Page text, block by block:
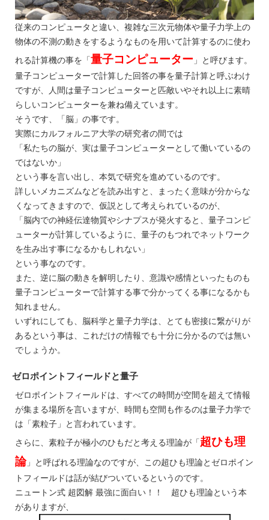
従来のコンピュータと違い、複雑な三次元物体や量子力学上の
物体の不測の動きをするようなものを用いて計算するのに使わ
れる計算機の事を「量子コンピューター 」と呼びます。
量子コンピューターで計算した回答の事を量子計算と呼ぶわけ
ですが、人間は量子コンピューターと匹敵いやそれ以上に素晴
らしいコンピューターを兼ね備えています。
そうです、「脳」の事です。
実際にカルフォルニア大学の研究者の間では
「私たちの脳が、実は量子コンピューターとして働いているの
ではないか」
という事を言い出し、本気で研究を進めているのです。
詳しいメカニズムなどを読み出すと、まったく意味が分からな
くなってきますので、仮説として考えられているのが、
「脳内での神経伝達物質やシナプスが発火すると、量子コンピ
ューターが計算しているように、量子のもつれでネットワーク
を生み出す事になるかもしれない」
という事なのです。
また、逆に脳の動きを解明したり、意識や感情といったものも
量子コンピューターで計算する事で分かってくる事になるかも
知れません。
いずれにしても、脳科学と量子力学は、とても密接に繋がりが
あるという事は、これだけの情報でも十分に分かるのでは無い
でしょうか。
ゼロポイントフィールドと量子
ゼロポイントフィールドは、すべての時間が空間を超えて情報
が集まる場所を言いますが、時間も空間も作るのは量子力学で
は「素粒子」と言われています。
さらに、素粒子が極小のひもだと考える理論が「超ひも理
論 」と呼ばれる理論なのですが、この超ひも理論とゼロポイン
トフィールドは話が結びついているというのです。
ニュートン式 超図解 最強に面白い！！ 超ひも理論という本
がありますが、